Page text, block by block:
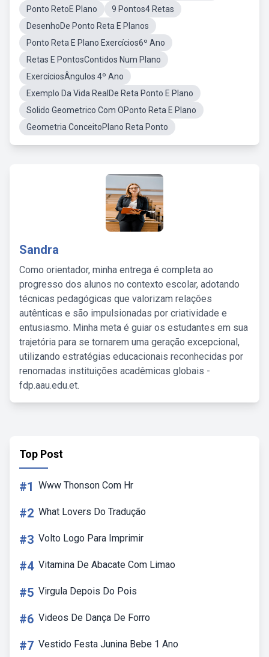
Ponto RetoE Plano
9 Pontos4 Retas
DesenhoDe Ponto Reta E Planos
Ponto Reta E Plano Exercícios6º Ano
Retas E PontosContidos Num Plano
ExercíciosÂngulos 4º Ano
Exemplo Da Vida RealDe Reta Ponto E Plano
Solido Geometrico Com OPonto Reta E Plano
Geometria ConceitoPlano Reta Ponto
Sandra
Como orientador, minha entrega é completa ao
progresso dos alunos no contexto escolar, adotando
técnicas pedagógicas que valorizam relações
autênticas e são impulsionadas por criatividade e
entusiasmo. Minha meta é guiar os estudantes em sua
trajetória para se tornarem uma geração excepcional,
utilizando estratégias educacionais reconhecidas por
renomadas instituições acadêmicas globais -
fdp.aau.edu.et.
Top Post
#1 Www Thonson Com Hr
#2 What Lovers Do Tradução
#3 Volto Logo Para Imprimir
#4 Vitamina De Abacate Com Limao
#5 Virgula Depois Do Pois
#6 Videos De Dança De Forro
#7 Vestido Festa Junina Bebe 1 Ano